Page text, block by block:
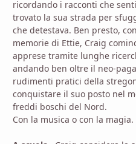
ricordando i racconti che
trovato la sua strada per
che detestava. Ben presto,
memorie di Ettie, Craig
apprese tramite lunghe
andando ben oltre il neo-
rudimenti pratici della
conquistare il suo posto nel
freddi boschi del Nord.
Con la musica o con la magia.